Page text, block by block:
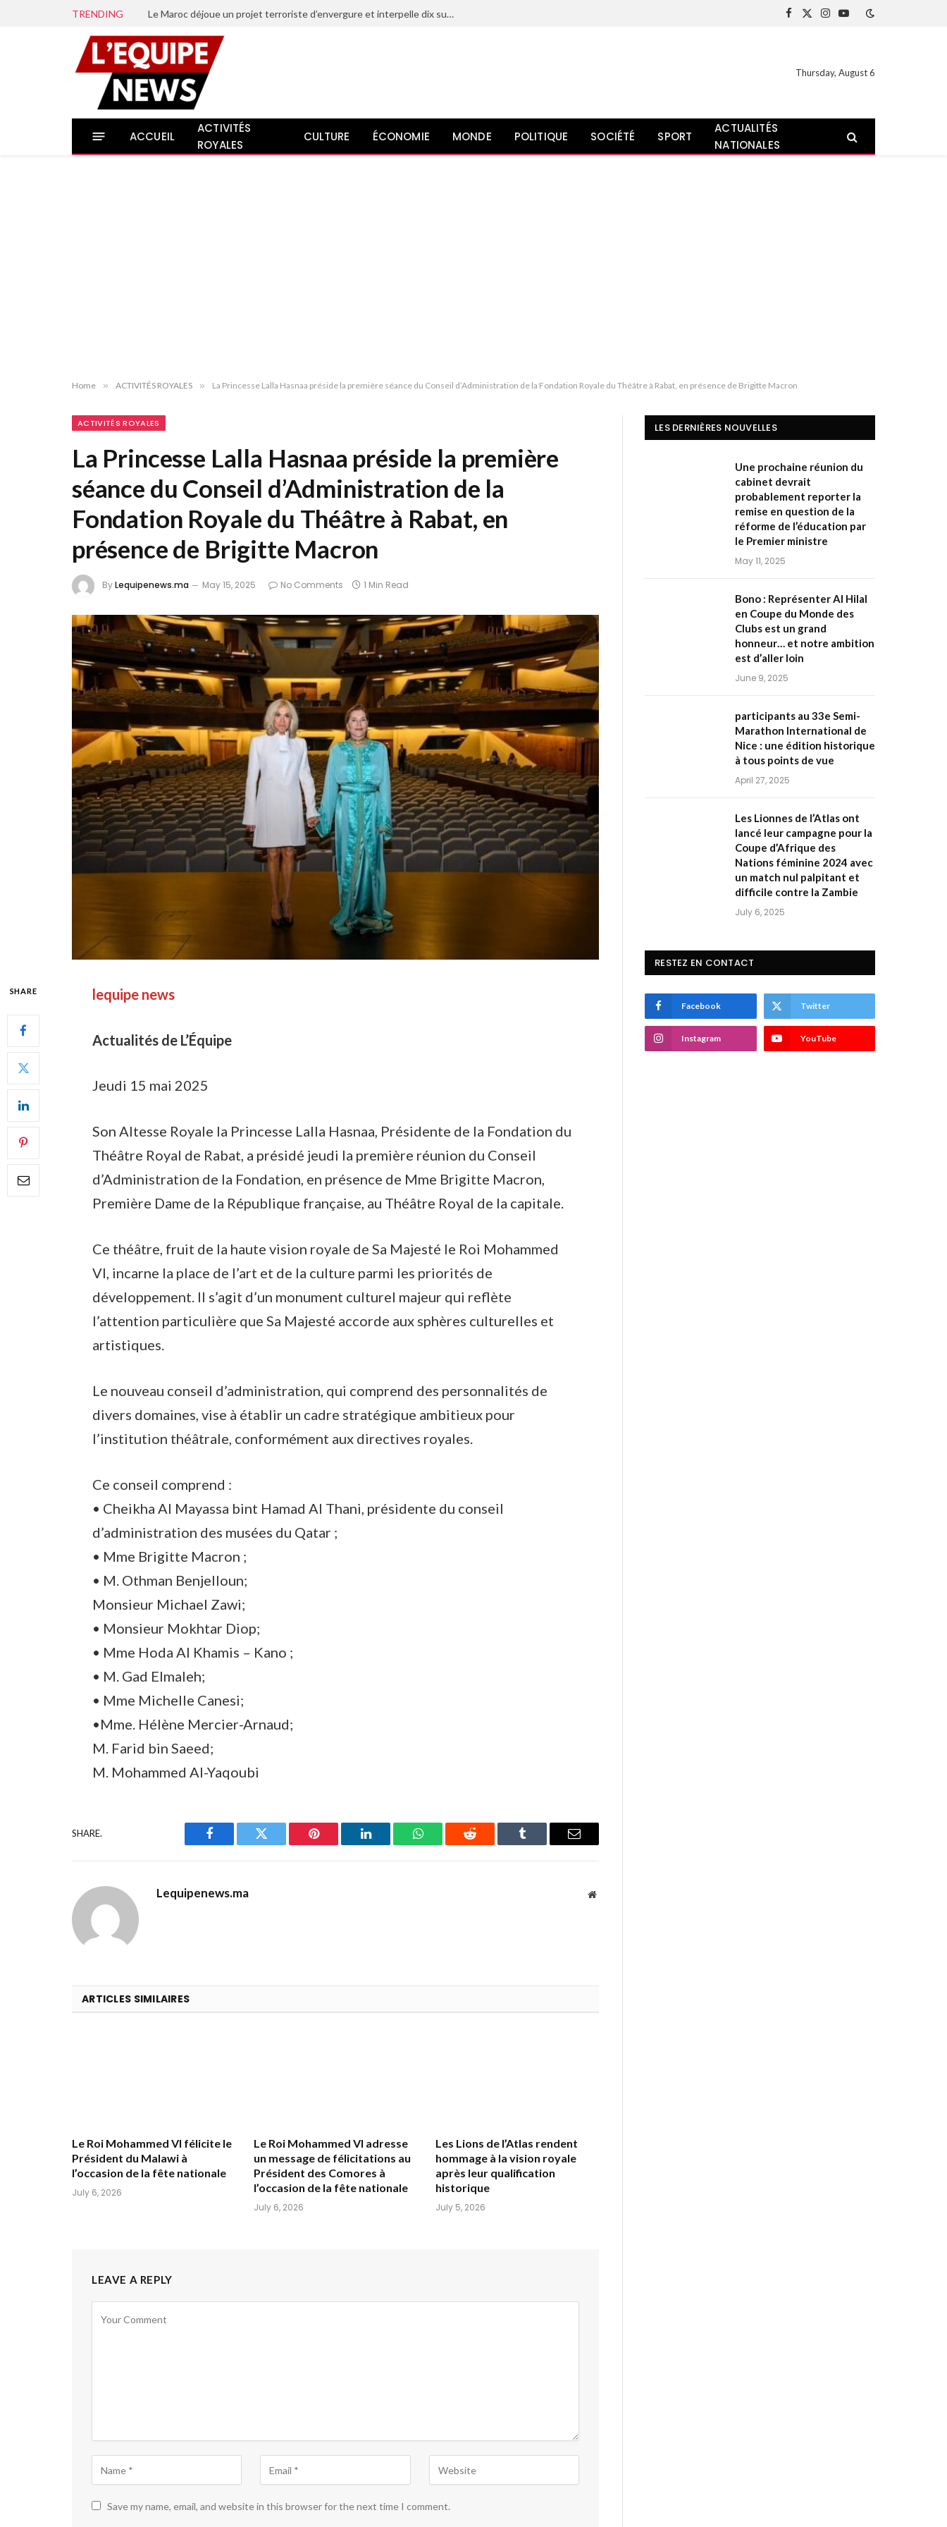
TRENDING Le Maroc déjoue un projet terroriste d’envergure et interpelle dix suspects liés à l’organisation État islamique
Facebook
X
Instagram
YouTube
Thursday, August 6
ACCUEIL
ACTIVITÉS
ROYALES
CULTURE ÉCONOMIE MONDE POLITIQUE SOCIÉTÉ SPORT
ACTUALITÉS
NATIONALES
Home » ACTIVITÉS ROYALES » La Princesse Lalla Hasnaa préside la première séance du Conseil d’Administration de la Fondation Royale du Théâtre à Rabat, en présence de Brigitte Macron
ACTIVITÉS ROYALES
La Princesse Lalla Hasnaa préside la première
séance du Conseil d’Administration de la
Fondation Royale du Théâtre à Rabat, en
présence de Brigitte Macron
ByLequipenews.ma May 15, 2025 No Comments 1 Min Read
SHARE lequipe news
Actualités de L’Équipe
Jeudi 15 mai 2025
Son Altesse Royale la Princesse Lalla Hasnaa, Présidente de la Fondation du
Théâtre Royal de Rabat, a présidé jeudi la première réunion du Conseil
d’Administration de la Fondation, en présence de Mme Brigitte Macron,
Première Dame de la République française, au Théâtre Royal de la capitale.
Ce théâtre, fruit de la haute vision royale de Sa Majesté le Roi Mohammed
VI, incarne la place de l’art et de la culture parmi les priorités de
développement. Il s’agit d’un monument culturel majeur qui reflète
l’attention particulière que Sa Majesté accorde aux sphères culturelles et
artistiques.
Le nouveau conseil d’administration, qui comprend des personnalités de
divers domaines, vise à établir un cadre stratégique ambitieux pour
l’institution théâtrale, conformément aux directives royales.
Ce conseil comprend :
• Cheikha Al Mayassa bint Hamad Al Thani, présidente du conseil
d’administration des musées du Qatar ;
• Mme Brigitte Macron ;
• M. Othman Benjelloun;
Monsieur Michael Zawi;
• Monsieur Mokhtar Diop;
• Mme Hoda Al Khamis – Kano ;
• M. Gad Elmaleh;
• Mme Michelle Canesi;
•Mme. Hélène Mercier-Arnaud;
M. Farid bin Saeed;
M. Mohammed Al-Yaqoubi
SHARE.
Facebook Twitter Pinterest LinkedIn WhatsAppReddit Tumblr Email
Lequipenews.ma Website
ARTICLES SIMILAIRES
Le Roi Mohammed VI félicite le
Président du Malawi à
l’occasion de la fête nationale
July 6, 2026
Le Roi Mohammed VI adresse
un message de félicitations au
Président des Comores à
l’occasion de la fête nationale
July 6, 2026
Les Lions de l’Atlas rendent
hommage à la vision royale
après leur qualification
historique
July 5, 2026
LEAVE A REPLY
Save my name, email, and website in this browser for the next time I comment.
LES DERNIÈRES NOUVELLES
Une prochaine réunion du
cabinet devrait
probablement reporter la
remise en question de la
réforme de l’éducation par
le Premier ministre
May 11, 2025
Bono : Représenter Al Hilal
en Coupe du Monde des
Clubs est un grand
honneur… et notre ambition
est d’aller loin
June 9, 2025
participants au 33e Semi-
Marathon International de
Nice : une édition historique
à tous points de vue
April 27, 2025
Les Lionnes de l’Atlas ont
lancé leur campagne pour la
Coupe d’Afrique des
Nations féminine 2024 avec
un match nul palpitant et
difficile contre la Zambie
July 6, 2025
RESTEZ EN CONTACT
Facebook Twitter
Instagram YouTube